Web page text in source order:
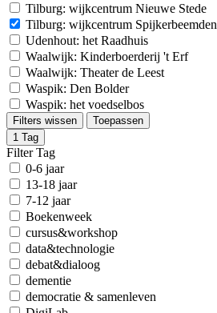
Tilburg: wijkcentrum Nieuwe Stede
Tilburg: wijkcentrum Spijkerbeemden
Udenhout: het Raadhuis
Waalwijk: Kinderboerderij 't Erf
Waalwijk: Theater de Leest
Waspik: Den Bolder
Waspik: het voedselbos
Filters wissen
Toepassen
1 Tag
Filter Tag
0-6 jaar
13-18 jaar
7-12 jaar
Boekenweek
cursus&workshop
data&technologie
debat&dialoog
dementie
democratie & samenleven